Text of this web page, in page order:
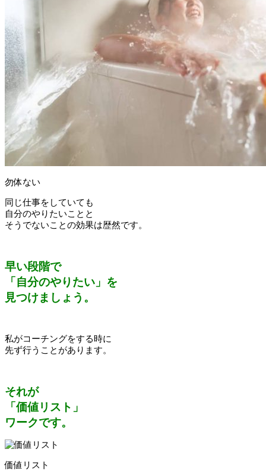
勿体ない
同じ仕事をしていても
自分のやりたいことと
そうでないことの効果は歴然です。
早い段階で
「自分のやりたい」を
見つけましょう。
私がコーチングをする時に
先ず行うことがあります。
それが
「価値リスト」
ワークです。
価値リスト